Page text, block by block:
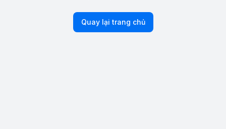
Quay lại trang chủ